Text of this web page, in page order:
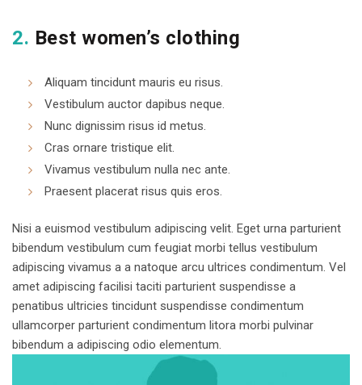
2. Best women’s clothing
Aliquam tincidunt mauris eu risus.
Vestibulum auctor dapibus neque.
Nunc dignissim risus id metus.
Cras ornare tristique elit.
Vivamus vestibulum nulla nec ante.
Praesent placerat risus quis eros.
Nisi a euismod vestibulum adipiscing velit. Eget urna parturient
bibendum vestibulum cum feugiat morbi tellus vestibulum
adipiscing vivamus a a natoque arcu ultrices condimentum. Vel
amet adipiscing facilisi taciti parturient suspendisse a
penatibus ultricies tincidunt suspendisse condimentum
ullamcorper parturient condimentum litora morbi pulvinar
bibendum a adipiscing odio elementum.